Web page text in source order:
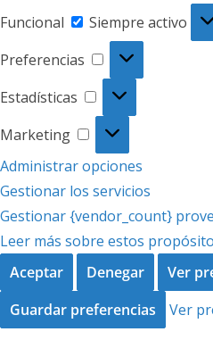
Funcional Funcional
Siempre activo
Preferencias
Preferencias
Estadísticas Estadísticas
Marketing
Marketing
Administrar opciones
Gestionar los servicios
Gestionar {vendor_count}
Leer más sobre estos
Aceptar
Denegar
Ver
Guardar preferencias
Ver